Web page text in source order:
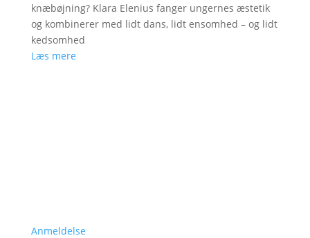
knæbøjning? Klara Elenius fanger ungernes æstetik
og kombinerer med lidt dans, lidt ensomhed – og lidt
kedsomhed
Læs mere
Anmeldelse